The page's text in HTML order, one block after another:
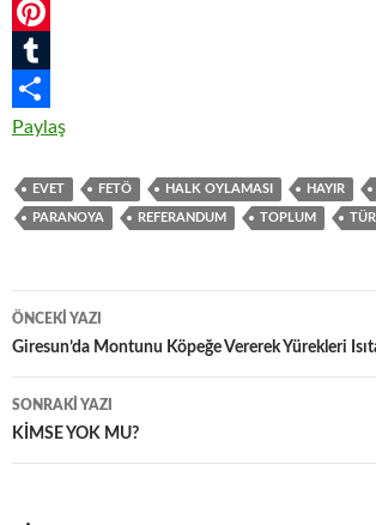
c
b
o
k
w
t
W
a
t
A
P
n
e
s
t
T
u
b
Paylaş
EVET FETÖ HALK OYLAMASI HAYIR
PARANOYA REFERANDUM TOPLUM
Yazı
dolaşımı
ÖNCEKI YAZI
Giresun’da Montunu Köpeğe Vererek Yürekleri
SONRAKI YAZI
KİMSE YOK MU?